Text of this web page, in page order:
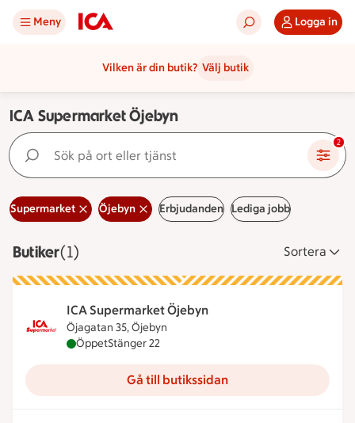
Meny Logga in
Vilken är din butik? Välj butik
ICA Supermarket Öjebyn
Sök på ort eller tjänst 2
Supermarket Öjebyn Erbjudanden Lediga jobb
ButikerVisar 1 stycken
(1) Sortera
ICA Supermarket Öjebyn
Öjagatan 35, Öjebyn
ICA Supermarket Öjebyn är öppen nu, stänger
ÖppetStänger 22
Gå till butikssidan